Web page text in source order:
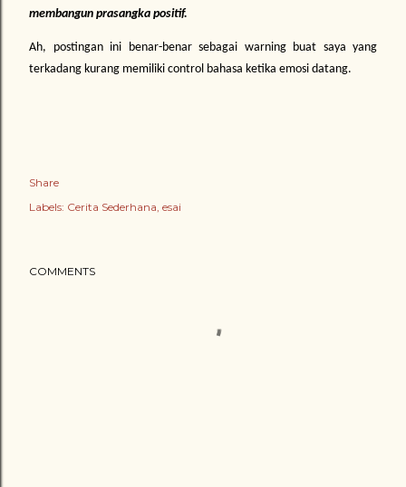
membangun prasangka positif.
Ah, postingan ini benar-benar sebagai warning buat saya yang
terkadang kurang memiliki control bahasa ketika emosi datang.
Share
Labels: Cerita Sederhana esai
COMMENTS